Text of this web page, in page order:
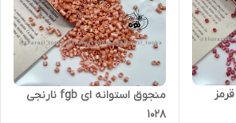
منجوق استوانه ای fgb قرمز
منجوق استوانه ای fgb نارنجی
۱۰۲۸